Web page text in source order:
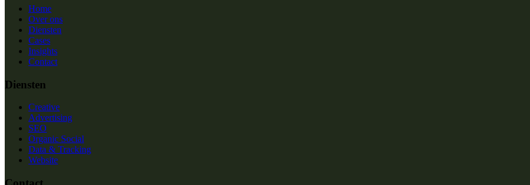
Home
Over ons
Diensten
Cases
Insights
Contact
Diensten
Creative
Advertising
SEO
Organic Social
Data & Tracking
Website